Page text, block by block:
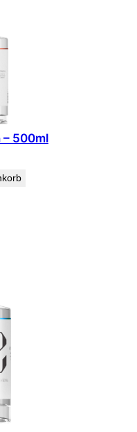
– 500ml